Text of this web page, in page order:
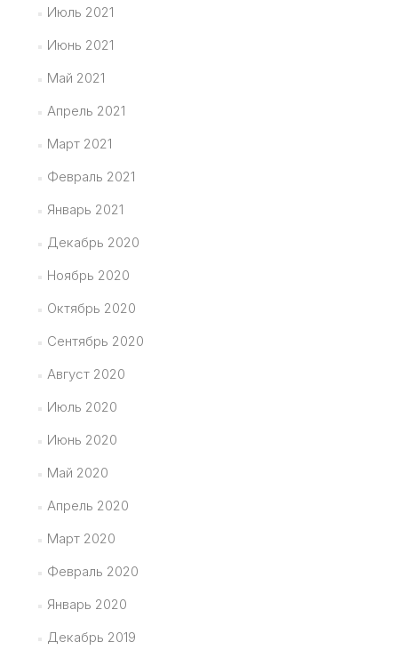
Июль 2021
Июнь 2021
Май 2021
Апрель 2021
Март 2021
Февраль 2021
Январь 2021
Декабрь 2020
Ноябрь 2020
Октябрь 2020
Сентябрь 2020
Август 2020
Июль 2020
Июнь 2020
Май 2020
Апрель 2020
Март 2020
Февраль 2020
Январь 2020
Декабрь 2019